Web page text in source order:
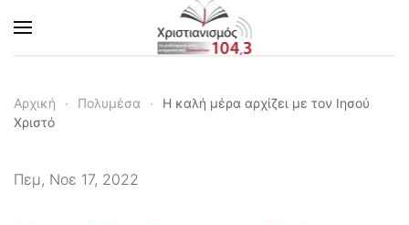
Skip to main content
Αρχική Πολυμέσα
Η καλή μέρα αρχίζει με τον Ιησού
Χριστό
Πεμ, Νοε 17, 2022